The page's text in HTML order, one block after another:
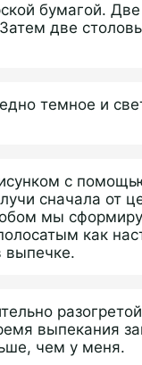
бумагой.
две
темное и
с
сначала от
мы
как
выпечке.
выпекания
чем у меня.